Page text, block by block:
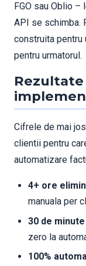
FGO sau Oblio –
API se schimba.
construita pentru
pentru urmatorul.
Cifrele de mai
clientii pentru
automatizare
4+ ore
manuala per
30 de minute
zero la
100%